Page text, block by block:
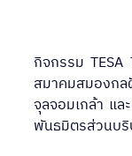
กิจกรรม
สมาคมสมองก
จุลจอมเกล้า แ
พันธมิตรส่วนบ